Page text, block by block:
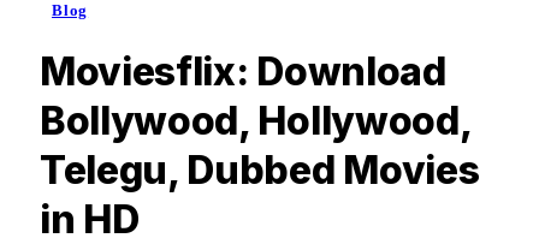
Blog
Moviesflix: Download
Bollywood, Hollywood,
Telegu, Dubbed Movies
in HD